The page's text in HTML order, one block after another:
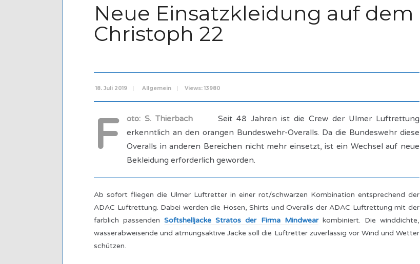
Neue Einsatzkleidung auf dem
Christoph 22
18. Juli 2019 Allgemein Views: 13980
F oto: S. Thierbach
Seit 48 Jahren ist die Crew der Ulmer Luftrettung
erkenntlich an den orangen Bundeswehr-Overalls. Da die Bundeswehr diese
Overalls in anderen Bereichen nicht mehr einsetzt, ist ein Wechsel auf neue
Bekleidung erforderlich geworden.
Ab sofort fliegen die Ulmer Luftretter in einer rot/schwarzen Kombination entsprechend der
ADAC Luftrettung. Dabei werden die Hosen, Shirts und Overalls der ADAC Luftrettung mit der
farblich passendenSoftshelljacke Stratos der Firma Mindwearkombiniert. Die winddichte,
wasserabweisende undatmungsaktive Jacke soll die Luftretter zuverlässig vor Wind und Wetter
schützen.